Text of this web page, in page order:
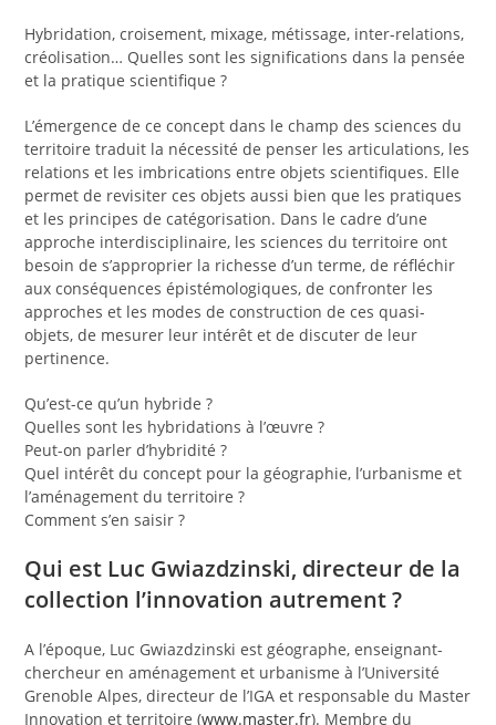
Hybridation, croisement, mixage, métissage, inter-relations,
créolisation… Quelles sont les significations dans la pensée
et la pratique scientifique ?
L’émergence de ce concept dans le champ des sciences du
territoire traduit la nécessité de penser les articulations, les
relations et les imbrications entre objets scientifiques. Elle
permet de revisiter ces objets aussi bien que les pratiques
et les principes de catégorisation. Dans le cadre d’une
approche interdisciplinaire, les sciences du territoire ont
besoin de s’approprier la richesse d’un terme, de réfléchir
aux conséquences épistémologiques, de confronter les
approches et les modes de construction de ces quasi-
objets, de mesurer leur intérêt et de discuter de leur
pertinence.
Qu’est-ce qu’un hybride ?
Quelles sont les hybridations à l’œuvre ?
Peut-on parler d’hybridité ?
Quel intérêt du concept pour la géographie, l’urbanisme et
l’aménagement du territoire ?
Comment s’en saisir ?
Qui est Luc Gwiazdzinski, directeur de la
collection l’innovation autrement ?
A l’époque, Luc Gwiazdzinski est géographe, enseignant-
chercheur en aménagement et urbanisme à l’Université
Grenoble Alpes, directeur de l’IGA et responsable du Master
Innovation et territoire (www.master.fr). Membre du